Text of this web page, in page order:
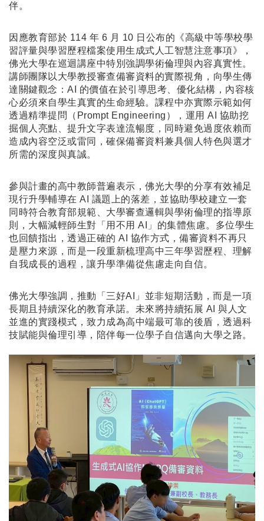
伴。
因應教育部於 114 年 6 月 10 日公布的《高級中等學校學
習評量與學習歷程檔案使用生成式人工智慧注意事項》，
佛光大學在巡迴講座中特別強調學術倫理與內容真實性。
講師團隊以大學教授審查備審資料的實際視角，向學生傳
達關鍵觀念：AI 的價值在於引導思考、優化結構，內容核
心必須來自學生真實的生命經驗。課程中亦實際示範如何
透過精準提問（Prompt Engineering），運用 AI 協助挖
掘個人亮點、提升文字表達流暢度，同時避免過度依賴而
造成內容空泛或雷同，確保備審資料兼具個人特色與選才
所需的深度與真誠。
參與計畫的高中教師普遍表示，佛光大學的分享有效補足
現行升學輔導在 AI 議題上的落差，並協助學校建立一套
同時符合教育部規範、大學審查邏輯與學術倫理的指導原
則，大幅減輕師生對「用不用 AI」的集體焦慮。多位學生
也回饋指出，透過正確的 AI 協作方式，備審資料不再只
是壓力來源，而是一段重新梳理高中三年學習歷程、理解
自我成長的過程，讓升學準備從焦慮走向自信。
佛光大學強調，推動「三好AI」並非短期活動，而是一項
長期且持續深化的教育承諾。未來將持續拓展 AI 與人文
並進的實踐模式，致力成為高中端最可靠的後盾，透過科
技賦能與倫理引導，陪伴每一位學子自信邁向大學之路。